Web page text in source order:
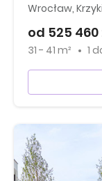
Wrocław, Krzyki
od 525 460
31 - 41 m² 1